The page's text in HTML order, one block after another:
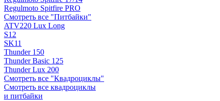
Regulmoto Spitfire PRO
Смотреть все "Питбайки"
ATV220 Lux Long
S12
SK11
Thunder 150
Thunder Basic 125
Thunder Lux 200
Смотреть все "Квадроциклы"
Смотреть все квадроциклы
и питбайки